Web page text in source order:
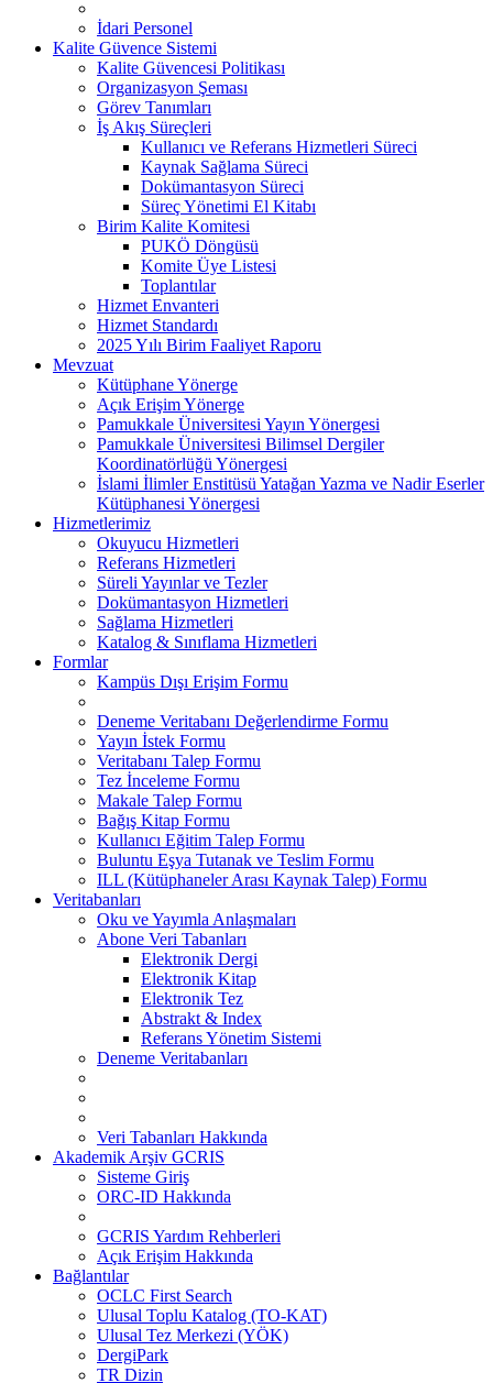
İdari Personel
Kalite Güvence Sistemi
Kalite Güvencesi Politikası
Organizasyon Şeması
Görev Tanımları
İş Akış Süreçleri
Kullanıcı ve Referans Hizmetleri Süreci
Kaynak Sağlama Süreci
Dokümantasyon Süreci
Süreç Yönetimi El Kitabı
Birim Kalite Komitesi
PUKÖ Döngüsü
Komite Üye Listesi
Toplantılar
Hizmet Envanteri
Hizmet Standardı
2025 Yılı Birim Faaliyet Raporu
Mevzuat
Kütüphane Yönerge
Açık Erişim Yönerge
Pamukkale Üniversitesi Yayın Yönergesi
Pamukkale Üniversitesi Bilimsel Dergiler
Koordinatörlüğü Yönergesi
İslami İlimler Enstitüsü Yatağan Yazma ve Nadir Eserler
Kütüphanesi Yönergesi
Hizmetlerimiz
Okuyucu Hizmetleri
Referans Hizmetleri
Süreli Yayınlar ve Tezler
Dokümantasyon Hizmetleri
Sağlama Hizmetleri
Katalog & Sınıflama Hizmetleri
Formlar
Kampüs Dışı Erişim Formu
Deneme Veritabanı Değerlendirme Formu
Yayın İstek Formu
Veritabanı Talep Formu
Tez İnceleme Formu
Makale Talep Formu
Bağış Kitap Formu
Kullanıcı Eğitim Talep Formu
Buluntu Eşya Tutanak ve Teslim Formu
ILL (Kütüphaneler Arası Kaynak Talep) Formu
Veritabanları
Oku ve Yayımla Anlaşmaları
Abone Veri Tabanları
Elektronik Dergi
Elektronik Kitap
Elektronik Tez
Abstrakt & Index
Referans Yönetim Sistemi
Deneme Veritabanları
Veri Tabanları Hakkında
Akademik Arşiv GCRIS
Sisteme Giriş
ORC-ID Hakkında
GCRIS Yardım Rehberleri
Açık Erişim Hakkında
Bağlantılar
OCLC First Search
Ulusal Toplu Katalog (TO-KAT)
Ulusal Tez Merkezi (YÖK)
DergiPark
TR Dizin